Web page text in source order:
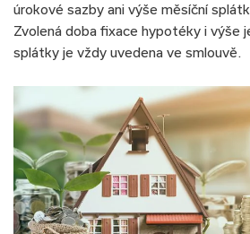
úrokové sazby ani výše měsíční
Zvolená doba fixace hypotéky i výše
splátky je vždy uvedena ve smlouvě.